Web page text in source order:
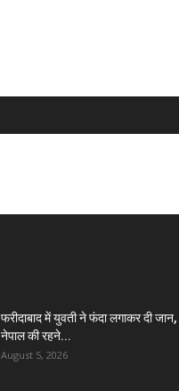
फरीदाबाद में युवती ने फंदा लगाकर दी जान,
नेपाल की रहने...
August 5, 2026